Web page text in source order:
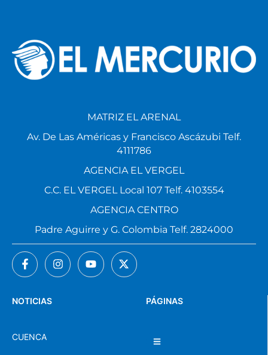
PÁGINAS
NOTICIAS
CUENCA
MATRIZ EL ARENAL
Av. De Las Américas y Francisco Ascázubi Telf.
4111786
AGENCIA EL VERGEL
C.C. EL VERGEL Local 107 Telf. 4103554
AGENCIA CENTRO
Padre Aguirre y G. Colombia Telf. 2824000